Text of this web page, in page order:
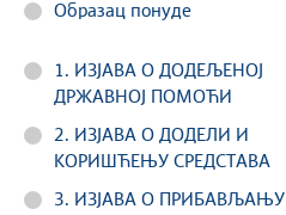
Образац понуде
1. ИЗЈАВА О ДОДЕЉЕНОЈ
ДРЖАВНОЈ ПОМОЋИ
2. ИЗЈАВА О ДОДЕЛИ И
КОРИШЋЕЊУ СРЕДСТАВА
3. ИЗЈАВА О ПРИБАВЉАЊУ